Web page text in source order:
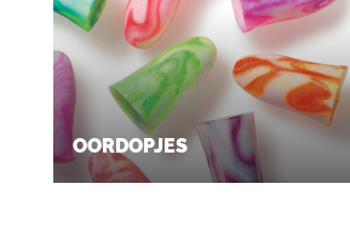
OORDOPJES